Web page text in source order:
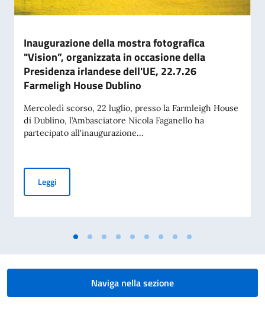
Inaugurazione della mostra fotografica
"Vision”, organizzata in occasione della
Presidenza irlandese dell'UE, 22.7.26
Farmeligh House Dublino
Mercoledì scorso, 22 luglio, presso la Farmleigh House
di Dublino, l’Ambasciatore Nicola Faganello ha
partecipato all'inaugurazione...
LeggiInaugurazione della mostra fotografica "Vision”,
Naviga nella sezione